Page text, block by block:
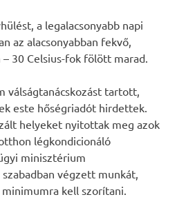
a legalacsonyabb napi
az alacsonyabban fekvő,
30 Celsius-fok fölött marad.
válságtanácskozást tartott,
este hőségriadót hirdettek.
helyeket nyitottak meg azok
légkondicionáló
minisztérium
végzett munkát,
kell szorítani.